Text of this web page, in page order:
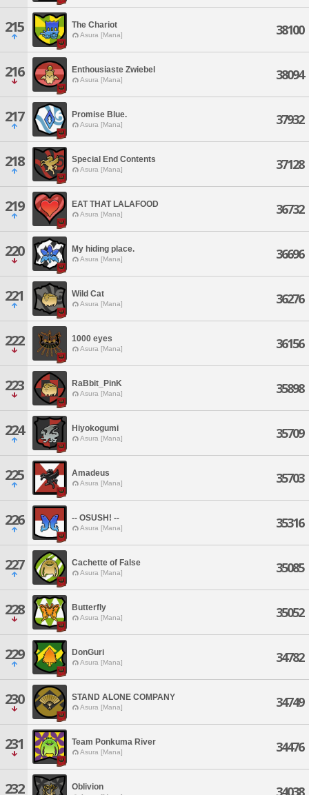
215 The Chariot
Asura [Mana] 38100
216 Enthousiaste Zwiebel
Asura [Mana] 38094
217 Promise Blue.
Asura [Mana] 37932
218 Special End Contents
Asura [Mana] 37128
219 EAT THAT LALAFOOD
Asura [Mana] 36732
220 My hiding place.
Asura [Mana] 36696
221 Wild Cat
Asura [Mana] 36276
222 1000 eyes
Asura [Mana] 36156
223 RaBbit_PinK
Asura [Mana] 35898
224 Hiyokogumi
Asura [Mana] 35709
225 Amadeus
Asura [Mana] 35703
226 -- OSUSH! --
Asura [Mana] 35316
227 Cachette of False
Asura [Mana] 35085
228 Butterfly
Asura [Mana] 35052
229 DonGuri
Asura [Mana] 34782
230 STAND ALONE COMPANY
Asura [Mana] 34749
231 Team Ponkuma River
Asura [Mana] 34476
232 Oblivion 34038